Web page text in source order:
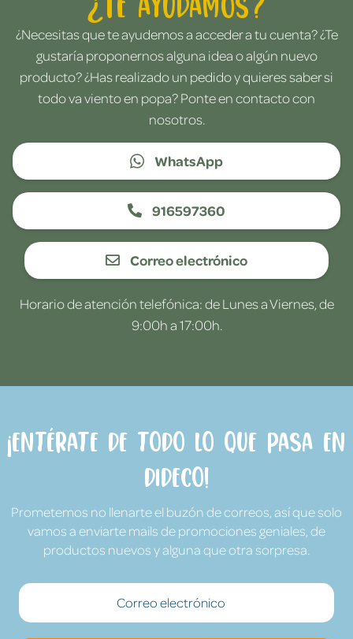
¿Necesitas que te ayudemos a acceder a tu cuenta? ¿Te
gustaría proponernos alguna idea o algún nuevo
producto? ¿Has realizado un pedido y quieres saber si
todo va viento en popa? Ponte en contacto con
nosotros.
WhatsApp
916597360
Correo electrónico
Horario de atención telefónica: de Lunes a Viernes, de
9:00h a 17:00h.
¡Entérate de todo lo que pasa en
Dideco!
Prometemos no llenarte el buzón de correos, así que solo
vamos a enviarte mails de promociones geniales, de
productos nuevos y alguna que otra sorpresa.